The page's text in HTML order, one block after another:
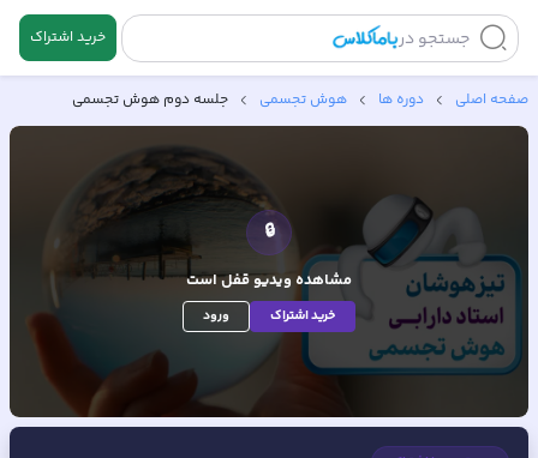
جستجو در خرید اشتراک
صفحه اصلی دوره ها هوش تجسمی جلسه دوم هوش تجسمی
🔒
مشاهده ویدیوقفل است
خرید اشتراک ورود